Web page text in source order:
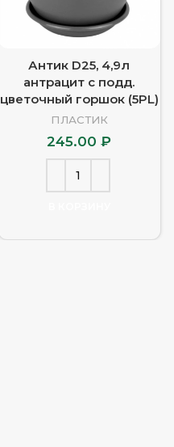
Антик D25, 4,9л
антрацит с подд.
цветочный горшок (5PL)
ПЛАСТИК
245.00₽